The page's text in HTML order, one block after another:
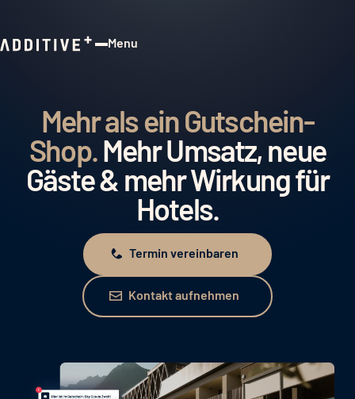
Menu
Mehr als ein Gutschein-
Shop.Mehr Umsatz, neue
Gäste & mehr Wirkung für
Hotels.
Termin vereinbaren
Termin vereinbaren
Kontakt aufnehmen
Kontakt aufnehmen